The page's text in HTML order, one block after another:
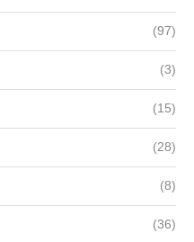
(97)
(3)
(15)
(28)
(8)
(36)